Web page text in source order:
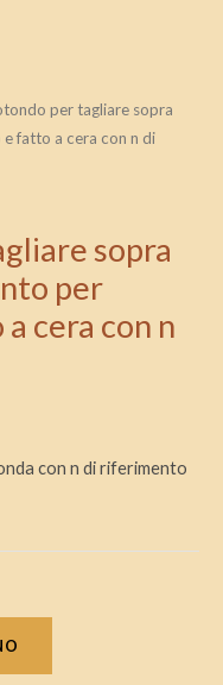
per tagliare sopra
fatto a cera con n di
sopra
per
cera con n
con n di riferimento